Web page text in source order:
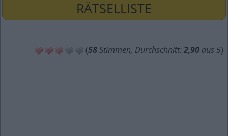
RÄTSELLISTE
(58Stimmen, Durchschnitt: 2,90 aus 5)